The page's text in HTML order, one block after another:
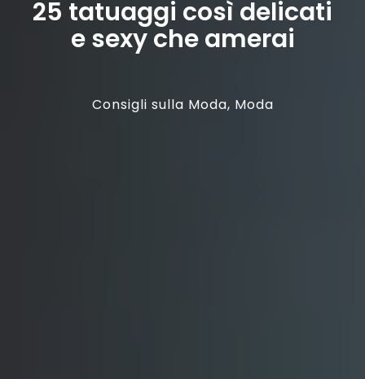
25 tatuaggi così delicati
e sexy che amerai
Consigli sulla Moda, Moda